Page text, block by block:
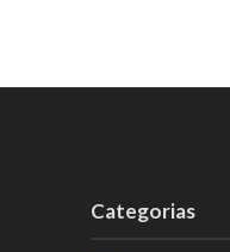
Categorias